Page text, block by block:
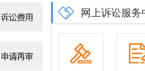
网上诉讼服务